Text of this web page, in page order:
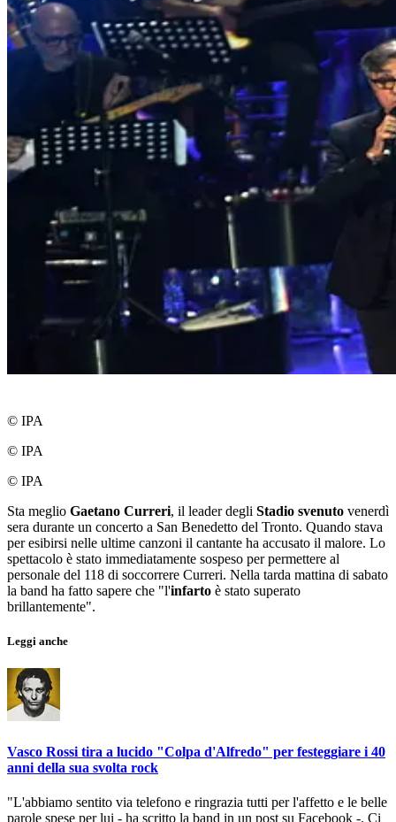
© IPA
© IPA
© IPA
Sta meglio Gaetano Curreri, il leader degli Stadio svenuto venerdì
sera durante un concerto a San Benedetto del Tronto. Quando stava
per esibirsi nelle ultime canzoni il cantante ha accusato il malore. Lo
spettacolo è stato immediatamente sospeso per permettere al
personale del 118 di soccorrere Curreri. Nella tarda mattina di sabato
la band ha fatto sapere che "l'infarto è stato superato
brillantemente".
Leggi anche
Vasco Rossi tira a lucido "Colpa d'Alfredo" per festeggiare i 40
anni della sua svolta rock
"L'abbiamo sentito via telefono e ringrazia tutti per l'affetto e le belle
parole spese per lui - ha scritto la band in un post su Facebook -. Ci